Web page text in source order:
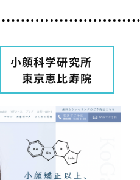
小顔科学研究所
東京恵比寿院